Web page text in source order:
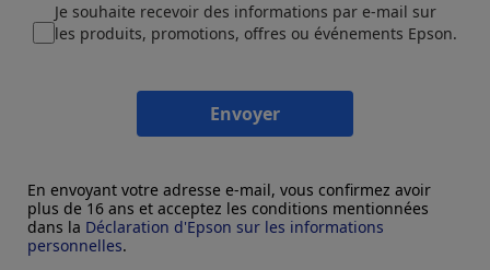
Je souhaite recevoir des informations par e-mail sur
les produits, promotions, offres ou événements Epson.
Envoyer
En envoyant votre adresse e-mail, vous confirmez avoir
plus de 16 ans et acceptez les conditions mentionnées
dans la Déclaration d'Epson sur les informations
personnelles.